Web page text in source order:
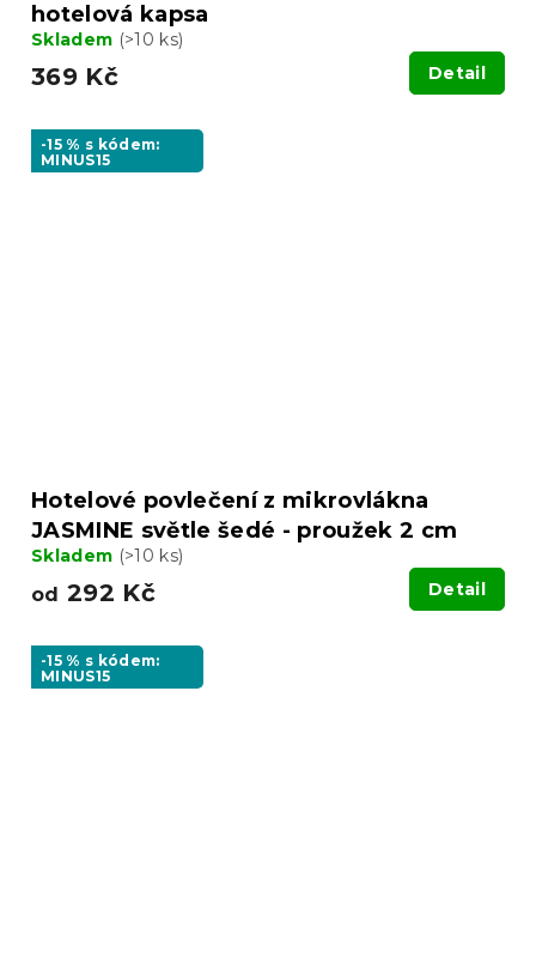
hotelová kapsa
Skladem (>10 ks)
369 Kč Detail
-15 % s kódem:
MINUS15
Hotelové povlečení z mikrovlákna
JASMINE světle šedé - proužek 2 cm
Skladem (>10 ks)
od 292 Kč Detail
-15 % s kódem:
MINUS15